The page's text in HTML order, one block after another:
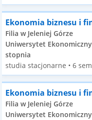
Ekonomia biznesu i
Filia w Jeleniej Górze
Uniwersytet Ekonomiczny
stopnia
studia stacjonarne • 6
Ekonomia biznesu i
Filia w Jeleniej Górze
Uniwersytet Ekonomiczny